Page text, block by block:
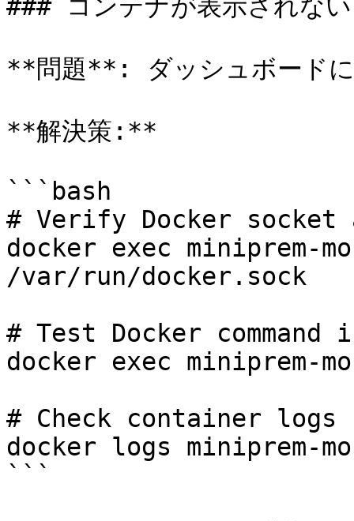
### コンテナが表示されない
**問題**: ダッシュボード
**解決策:**
```bash
# Verify Docker socket
docker exec miniprem-
/var/run/docker.sock
# Test Docker
docker exec miniprem-
# Check container
docker logs
```